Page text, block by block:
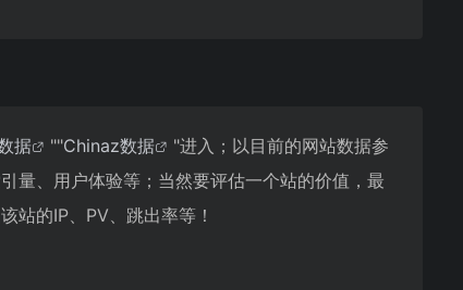
据 ""Chinaz数据
"进入；以目前的网站数据参
量、用户体验等；当然要评估一个站的价值，最
站的IP、PV、跳出率等！